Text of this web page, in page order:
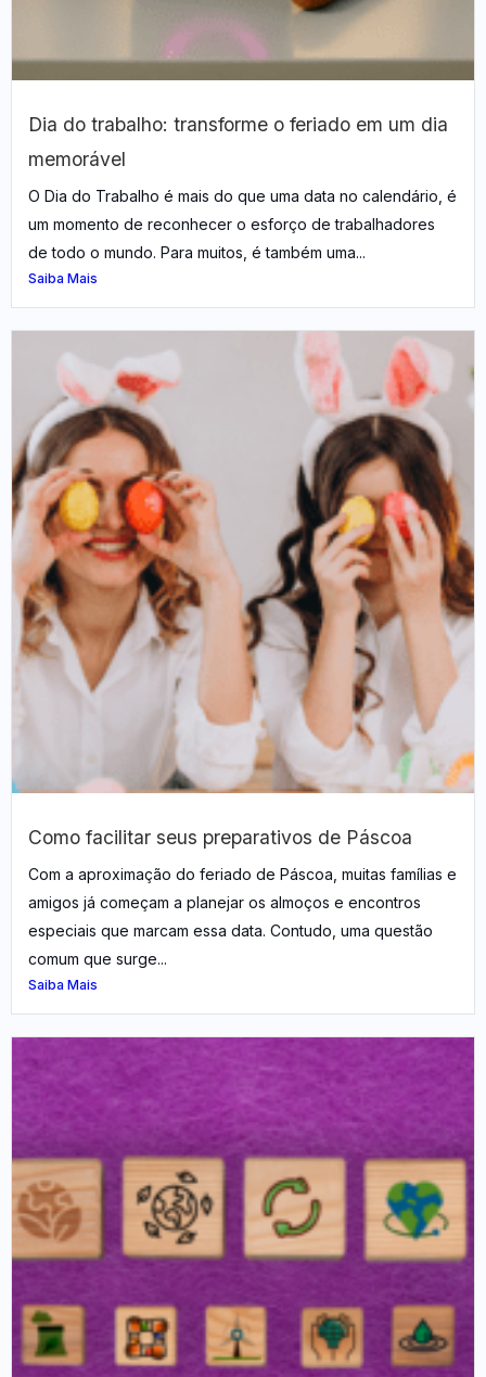
Dia do trabalho: transforme o feriado em um dia
memorável
O Dia do Trabalho é mais do que uma data no calendário, é
um momento de reconhecer o esforço de trabalhadores
de todo o mundo. Para muitos, é também uma...
Saiba Mais
Como facilitar seus preparativos de Páscoa
Com a aproximação do feriado de Páscoa, muitas famílias e
amigos já começam a planejar os almoços e encontros
especiais que marcam essa data. Contudo, uma questão
comum que surge...
Saiba Mais